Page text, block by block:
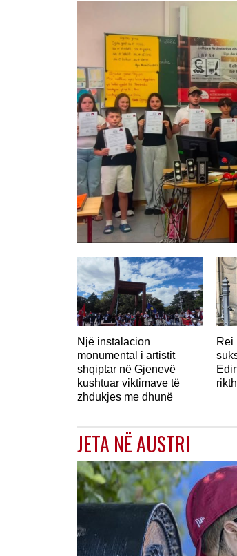
Një instalacion
monumental i artistit
shqiptar në Gjenevë
kushtuar viktimave të
zhdukjes me dhunë
Rei
JETA NË AUSTRI